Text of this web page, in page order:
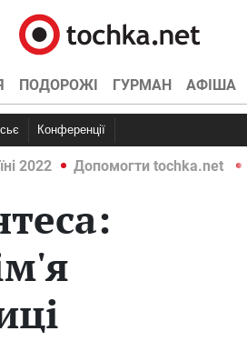
ПОДОРОЖІ ГУРМАН АФІША
Конференції
2022 Допомогти tochka.net